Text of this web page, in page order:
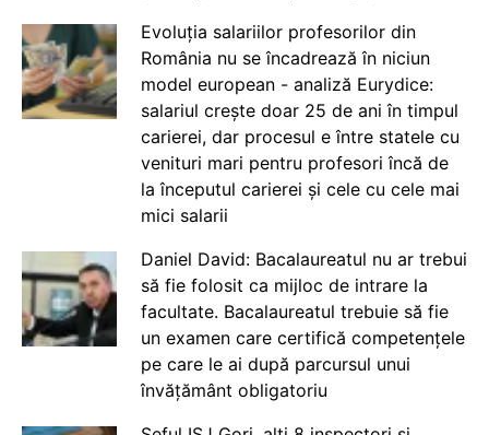
Evoluția salariilor profesorilor din
România nu se încadrează în niciun
model european - analiză Eurydice:
salariul crește doar 25 de ani în timpul
carierei, dar procesul e între statele cu
venituri mari pentru profesori încă de
la începutul carierei și cele cu cele mai
mici salarii
Daniel David: Bacalaureatul nu ar trebui
să fie folosit ca mijloc de intrare la
facultate. Bacalaureatul trebuie să fie
un examen care certifică competențele
pe care le ai după parcursul unui
învățământ obligatoriu